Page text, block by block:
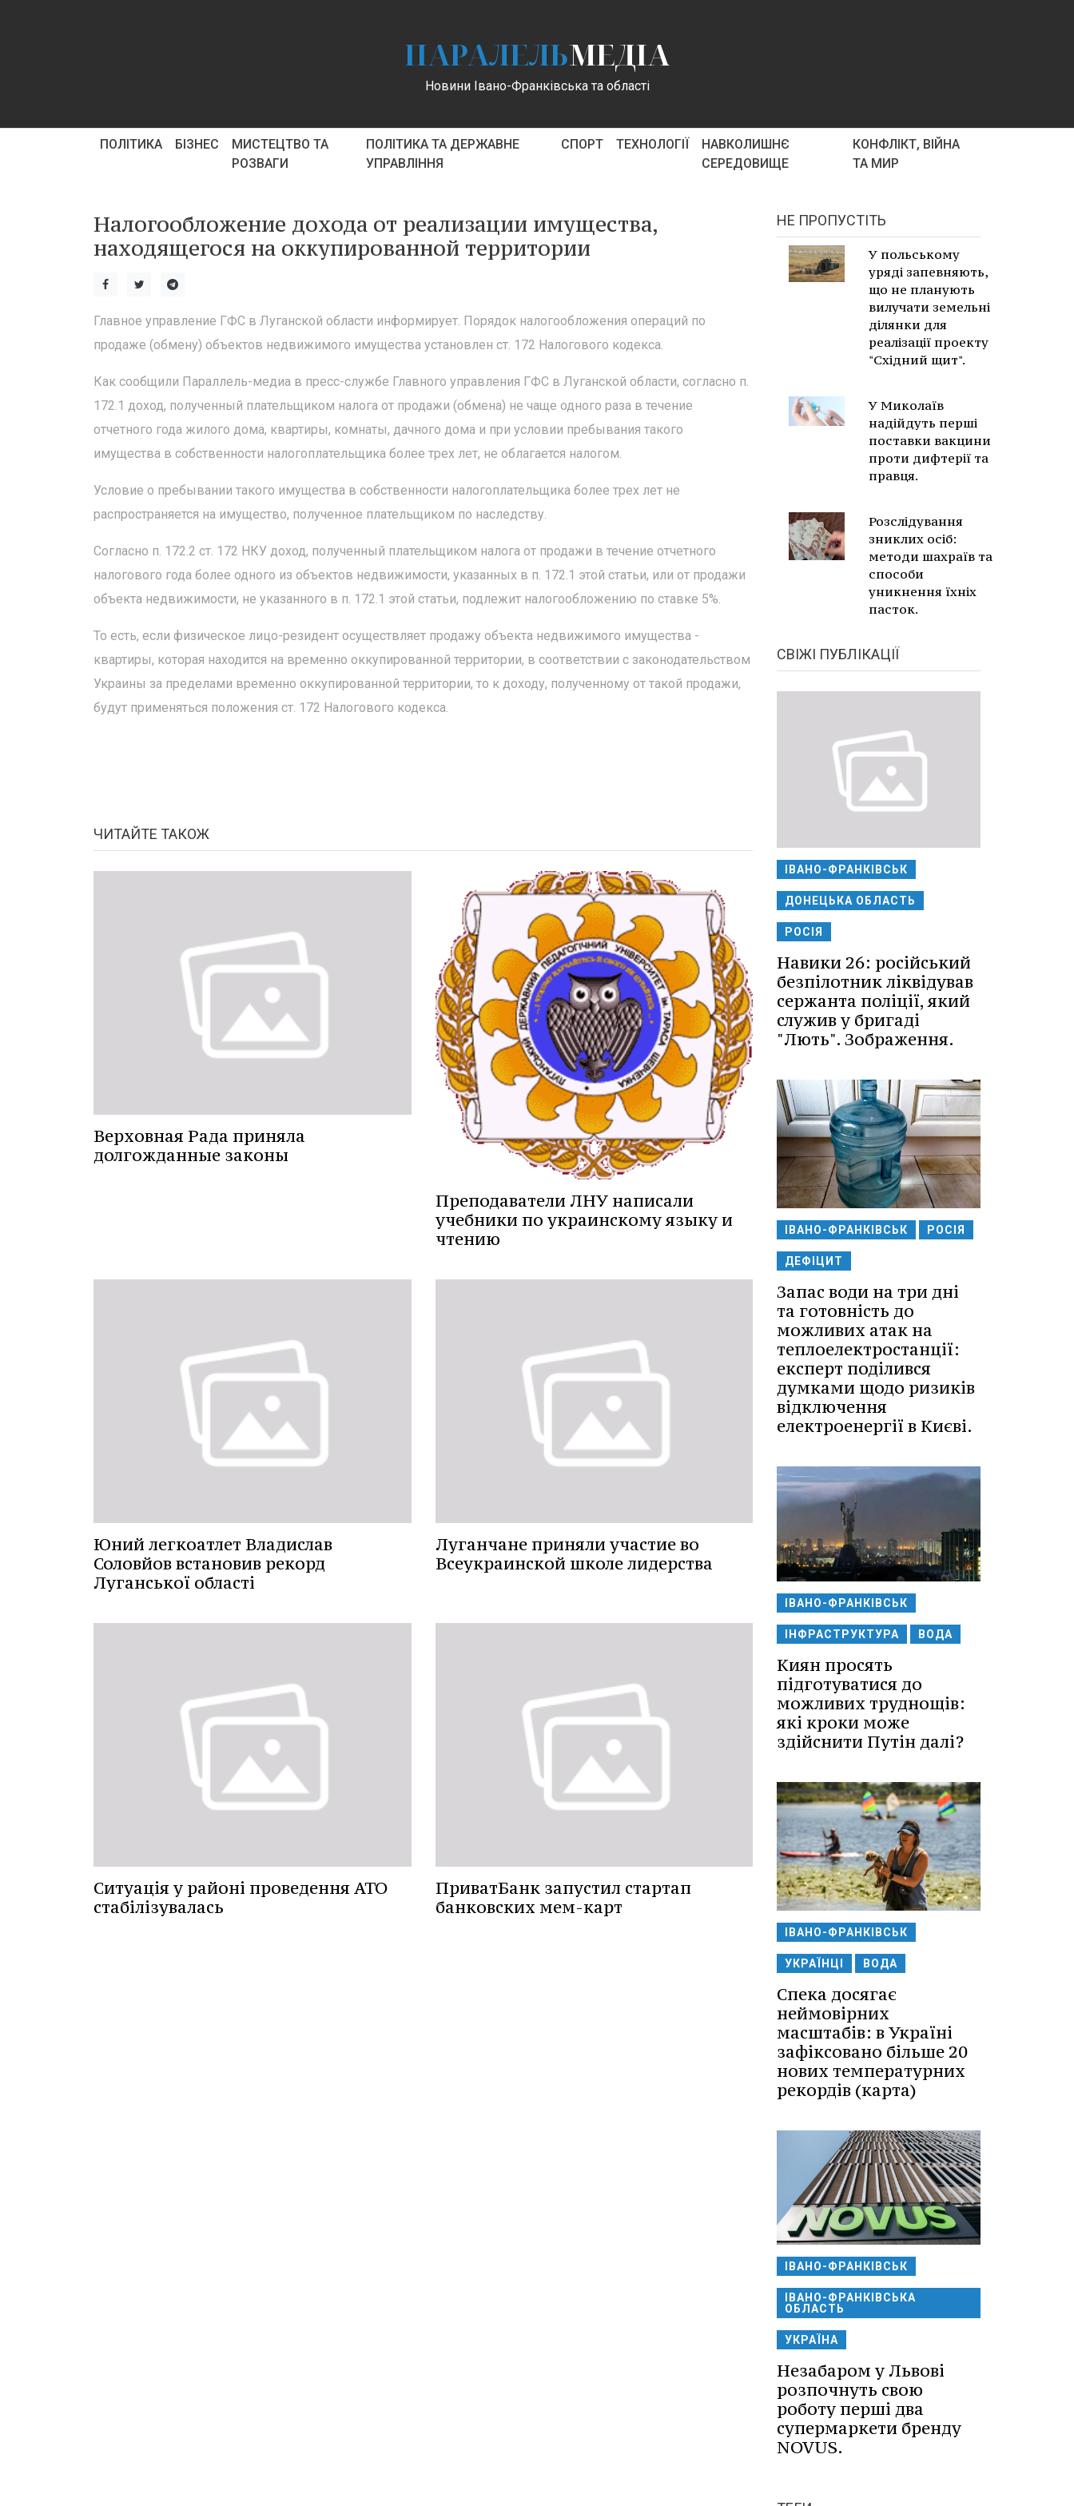
ПАРАЛЕЛЬМЕДІА
Новини Івано-Франківська та області
ПОЛІТИКА БІЗНЕС
МИСТЕЦТВО ТА
РОЗВАГИ
ПОЛІТИКА ТА ДЕРЖАВНЕ
УПРАВЛІННЯ
СПОРТ ТЕХНОЛОГІЇ
НАВКОЛИШНЄ
СЕРЕДОВИЩЕ
КОНФЛІКТ, ВІЙНА
ТА МИР
Налогообложение дохода от реализации имущества,
находящегося на оккупированной территории
Главное управление ГФС в Луганской области информирует. Порядок налогообложения операций по
продаже (обмену) объектов недвижимого имущества установлен ст. 172 Налогового кодекса.
Как сообщили Параллель-медиа в пресс-службе Главного управления ГФС в Луганской области, согласно п.
172.1 доход, полученный плательщиком налога от продажи (обмена) не чаще одного раза в течение
отчетного года жилого дома, квартиры, комнаты, дачного дома и при условии пребывания такого
имущества в собственности налогоплательщика более трех лет, не облагается налогом.
Условие о пребывании такого имущества в собственности налогоплательщика более трех лет не
распространяется на имущество, полученное плательщиком по наследству.
Согласно п. 172.2 ст. 172 НКУ доход, полученный плательщиком налога от продажи в течение отчетного
налогового года более одного из объектов недвижимости, указанных в п. 172.1 этой статьи, или от продажи
объекта недвижимости, не указанного в п. 172.1 этой статьи, подлежит налогообложению по ставке 5%.
То есть, если физическое лицо-резидент осуществляет продажу объекта недвижимого имущества -
квартиры, которая находится на временно оккупированной территории, в соответствии с законодательством
Украины за пределами временно оккупированной территории, то к доходу, полученному от такой продажи,
будут применяться положения ст. 172 Налогового кодекса.
ЧИТАЙТЕ ТАКОЖ
Верховная Рада приняла
долгожданные законы
Преподаватели ЛНУ написали
учебники по украинскому языку и
чтению
Юний легкоатлет Владислав
Соловйов встановив рекорд
Луганської області
Луганчане приняли участие во
Всеукраинской школе лидерства
Ситуація у районі проведення АТО
стабілізувалась
ПриватБанк запустил стартап
банковских мем-карт
НЕ ПРОПУСТІТЬ
У польському
уряді запевняють,
що не планують
вилучати земельні
ділянки для
реалізації проекту
"Східний щит".
У Миколаїв
надійдуть перші
поставки вакцини
проти дифтерії та
правця.
Розслідування
зниклих осіб:
методи шахраїв та
способи
уникнення їхніх
пасток.
СВІЖІ ПУБЛІКАЦІЇ
ІВАНО-ФРАНКІВСЬК
ДОНЕЦЬКА ОБЛАСТЬ
РОСІЯ
Навики 26: російський
безпілотник ліквідував
сержанта поліції, який
служив у бригаді
"Лють". Зображення.
ІВАНО-ФРАНКІВСЬК РОСІЯ
ДЕФІЦИТ
Запас води на три дні
та готовність до
можливих атак на
теплоелектростанції:
експерт поділився
думками щодо ризиків
відключення
електроенергії в Києві.
ІВАНО-ФРАНКІВСЬК
ІНФРАСТРУКТУРА ВОДА
Киян просять
підготуватися до
можливих труднощів:
які кроки може
здійснити Путін далі?
ІВАНО-ФРАНКІВСЬК
УКРАЇНЦІ ВОДА
Спека досягає
неймовірних
масштабів: в Україні
зафіксовано більше 20
нових температурних
рекордів (карта)
ІВАНО-ФРАНКІВСЬК
ІВАНО-ФРАНКІВСЬКА
ОБЛАСТЬ
УКРАЇНА
Незабаром у Львові
розпочнуть свою
роботу перші два
супермаркети бренду
NOVUS.